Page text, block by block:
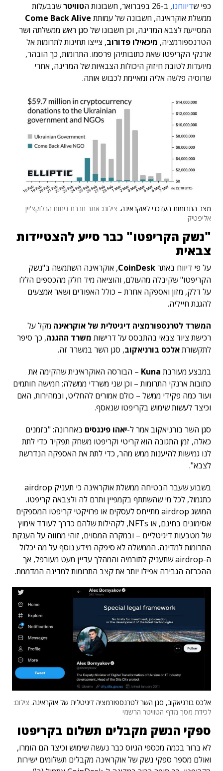
כפי שדיווחנו, ב-26 בפברואר, חשבונות ה טוויטרשבבעלות
ממשלת אוקראינה, חשבונה של עמותת Come Back Alive
המסייעת לצבא המדינה, וכן חשבונו של סגן ראש ממשלתה ושר
הטרנספורמציה, מיכאילו פדורוב, צייצו תחינות לתרומות אל
ארנקי הקריפטו שאת כתובותיהן פרסמו. התרומות, כך הובהר,
מיועדות לטובת חיזוק היכולות הצבאיות של המדינה, אחרי
שרוסיה פלשה אליה ומאיימת לכבוש אותה.
מצב התרומות העדכני לאוקראינה. צילום: אתר חברת ניתוח הבלוקצ'יין
אליפטיק
"נשק הקריפטו" כבר סייע להצטיידות
צבאית
על פי דיווח באתרCoinDesk, אוקראינה השתמשה ב"נשק
הקריפטו" שקיבלה מהעולם, והוציאה מיד חלק מהכספים הללו
על דלק, מזון ואספקה אחרת – כולל האפודים ושאר אמצעים
להגנת חייליה.
המשרד לטרנספורמציה דיגיטלית של אוקראינה מקל על
רכישת ציוד צבאי בהתבסס על דרישות משרד ההגנה, כך סיפר
לתקשורתאלכס בורניאקוב, סגן השר במשרד זה.
במבצע מעורבת Kuna – הבורסה האוקראינית שהקימה את
כתובות ארנקי התרומות – וכן שני משרדי ממשלה; חמישה חותמים
ועוד כמה פקידי ממשל – כולם אמורים להחליט, ובמהירות, האם
וכיצד לעשות שימוש בקריפטו שנאסף.
סגן השר בורניאקוב אמר ל-יאהו פיננסים באחרונה: "בזמנים
כאלה, זמן התגובה הוא קריטי וקריפטו משחק תפקיד כדי לתת
לנו גמישות להיענות ממש מהר, כדי לתת את האספקה הנדרשת
לצבא".
בשבוע שעבר הבטיחה ממשלת אוקראינה כי תעניק airdrop
כתגמול, לכל מי שהשתתף בקמפיין ותרם לה ולצבאה קריפטו.
המושג airdrop מתייחס לעסקים או פרויקטי קריפטו המספקים
אסימונים בחינם, או NFTs, לקהילות שלהם כדרך לעודד אימוץ
של מטבעות דיגיטליים – ובמקרה המסוים, זוהי מחווה על הענקת
התרומות למדינה. הממשלה לא סיפקה מידע נוסף על מה יכלול
ה-airdrop שתעניק לתורמיה והמהלך עדיין מעט מעורפל, אך
ההכרזה הגבירה אפילו יותר את קצב התרומות למדינה המדממת.
אלכס בורניאקוב, סגן השר לטרנספורמציה דיגיטלית של אוקראינה. צילום:
לכידת מסך מדף הטוויטר הרשמי
ספקי הנשק מקבלים תשלום בקריפטו
לא ברור בכמה מכספי הגיוס כבר נעשה שימוש וכיצד הם הומרו,
ואולם מספר ספקי נשק של אוקראינה מקבלים תשלומים ישירות